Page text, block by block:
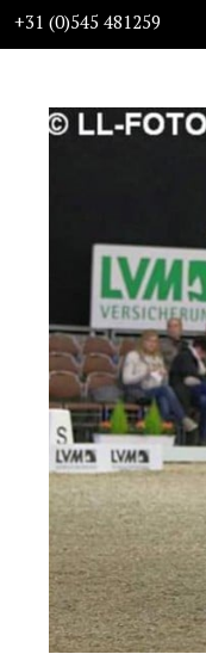
+31 (0)545 481259